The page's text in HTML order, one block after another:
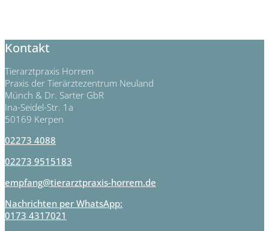
Kontakt
Tierarztpraxis Horrem
Praxis der Tierärztezentrum Neuland
Münch & Dr. Sarter GbR
Ina-Seidel-Str. 1a
50169 Kerpen
02273 4088
02273 9515183
empfang@tierarztpraxis-horrem.de
Nachrichten per WhatsApp:
0173 4317021